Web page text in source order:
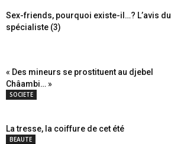
Sex-friends, pourquoi existe-il…? L’avis du
spécialiste (3)
« Des mineurs se prostituent au djebel
Châambi… »
SOCIETE
La tresse, la coiffure de cet été
BEAUTE